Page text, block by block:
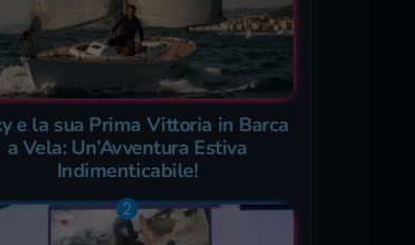
e la sua Prima Vittoria in Barca
a Vela: Un’Avventura Estiva
Indimenticabile!